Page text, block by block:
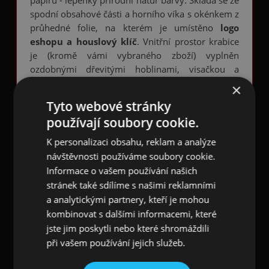
spodní obsahové části a horního víka s okénkem z
průhedné folie, na kterém je umístěno logo
eshopu a houslový klíč. Vnitřní prostor krabice
je (kromě vámi vybraného zboží) vyplněn
ozdobnými dřevitými hoblinami, visačkou a
eshopu s hudebními dárky,
Ve fotogalerii výše je pro Vaši inspiraci ukázka
různých typů dárkových balíčků zaměřených
například nahudební dárky do kuchyně,
kanceláře, doplňky s hudebním designem pro
dámy nebo pányatd.
Do poznámky v nákupním košíku objednávky
před jejím potvrzením a odesláním vepište
případné upřesnění, například zda některé z
objednaného zboží nechcete vložit do
×
Tyto webové stránky
používají soubory cookie.
K personalizaci obsahu, reklam a analýze
návštěvnosti používáme soubory cookie.
Informace o vašem používání našich
stránek také sdílíme s našimi reklamními
a analytickými partnery, kteří je mohou
kombinovat s dalšími informacemi, které
jste jim poskytli nebo které shromáždili
při vašem používání jejich služeb.